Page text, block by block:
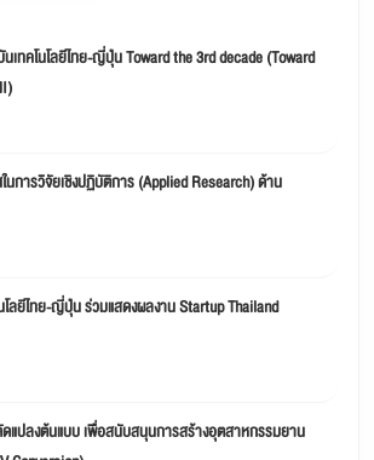
ทคโนโลยีไทย-ญี่ปุ่น Toward the 3rd decade (Toward
นการวิจัยเชิงปฏิบัติการ (Applied Research) ด้าน
ลยีไทย-ญี่ปุ่น ร่วมแสดงผลงาน Startup Thailand
ดแปลงต้นแบบ เพื่อสนับสนุนการสร้างอุตสาหกรรมยาน